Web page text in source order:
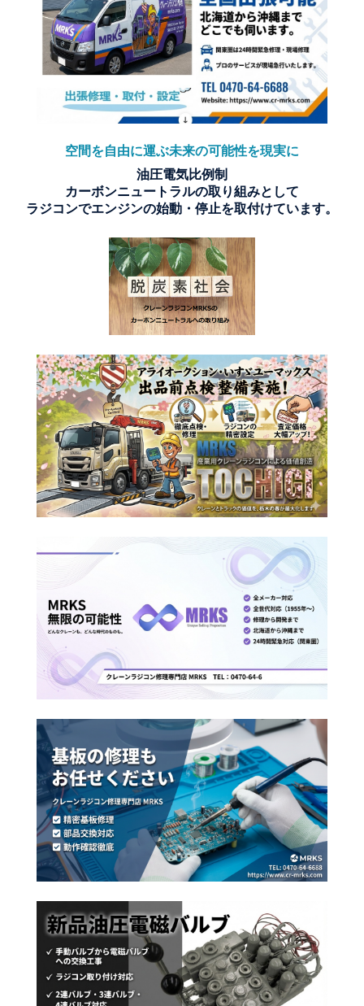
空間を自由に運ぶ未来の可能性を現実に
油圧電気比例制
カーボンニュートラルの取り組みとして
ラジコンでエンジンの始動・停止を取付けています。